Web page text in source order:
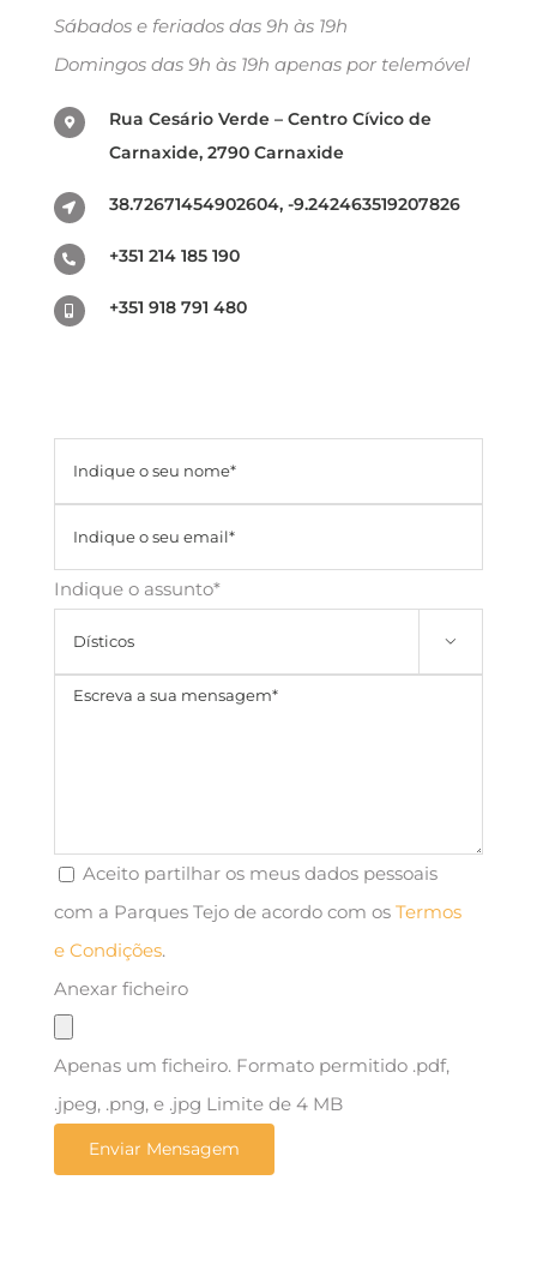
Sábados e feriados das 9h às 19h
Domingos das 9h às 19h apenas por telemóvel
Rua Cesário Verde – Centro Cívico de
Carnaxide, 2790 Carnaxide
38.72671454902604, -9.242463519207826
+351 214 185 190
+351 918 791 480
Indique o assunto*

Aceito partilhar os meus dados pessoais
com a Parques Tejo de acordo com os Termos
e Condições.
Anexar ficheiro
Apenas um ficheiro. Formato permitido .pdf,
.jpeg, .png, e .jpg Limite de 4 MB